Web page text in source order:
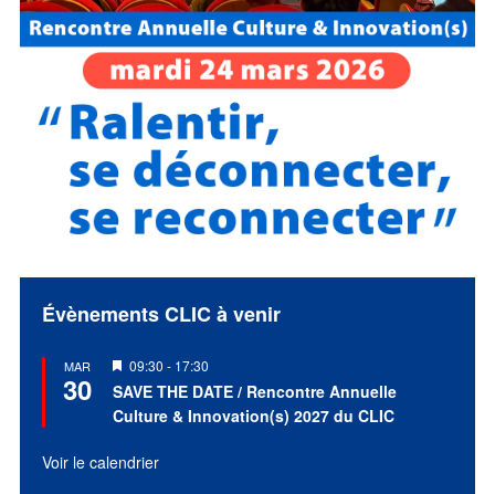
Évènements CLIC à venir
MAR
30
Mis
en
avant
09:30 - 17:30
SAVE THE DATE / Rencontre Annuelle
Culture & Innovation(s) 2027 du CLIC
Voir le calendrier